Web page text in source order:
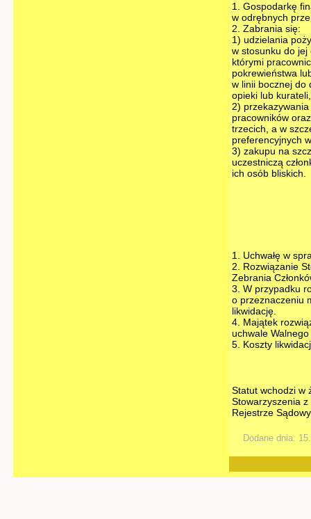
1. Gospodarkę
w odrębnych
2. Zabrania się:
1) udzielania
w stosunku do jej
którymi
pokrewieństwa
w linii bocznej do
opieki lub
2)
pracowników
trzecich, a w
preferencyjnych
3) zakupu na
uczestniczą
ich osób bliskich.
1. Uchwałę w
2. Rozwiązanie
Zebrania
3. W przypadku
o przeznaczeniu
likwidację.
4. Majątek
uchwale
5. Koszty
Statut wchodzi w
Stowarzyszenia
Rejestrze
Dodane dnia: